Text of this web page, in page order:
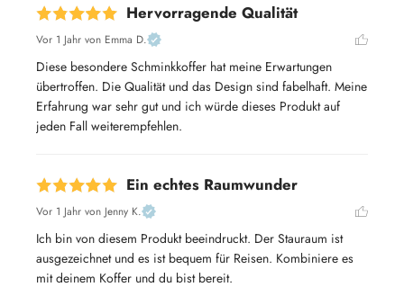
Hervorragende Qualität
Vor 1 Jahr von Emma D.
Diese besondere Schminkkoffer hat meine Erwartungen
übertroffen. Die Qualität und das Design sind fabelhaft. Meine
Erfahrung war sehr gut und ich würde dieses Produkt auf
jeden Fall weiterempfehlen.
Ein echtes Raumwunder
Vor 1 Jahr von Jenny K.
Ich bin von diesem Produkt beeindruckt. Der Stauraum ist
ausgezeichnet und es ist bequem für Reisen. Kombiniere es
mit deinem Koffer und du bist bereit.